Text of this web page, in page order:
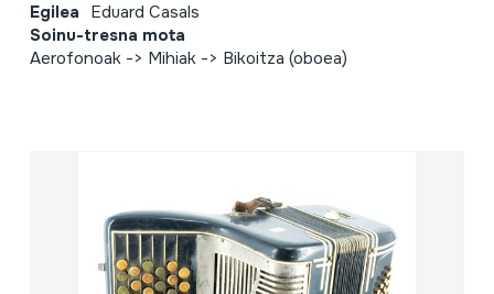
Egilea Eduard Casals
Soinu-tresna mota
Aerofonoak -> Mihiak -> Bikoitza (oboea)